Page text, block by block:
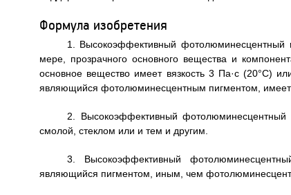
Формула изобретения
1. Высокоэффективный
мере, прозрачного основного вещества и
основное вещество имеет вязкость 3 Па·с (20°С)
являющийся фотолюминесцентным пигментом, имеет
2. Высокоэффективный
смолой, стеклом или и тем и другим.
3. Высокоэффективный
являющийся пигментом, иным, чем